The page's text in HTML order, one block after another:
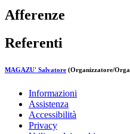
Afferenze
Referenti
MAGAZU' Salvatore (Organizzatore/
Informazioni
Assistenza
Accessibilità
Privacy